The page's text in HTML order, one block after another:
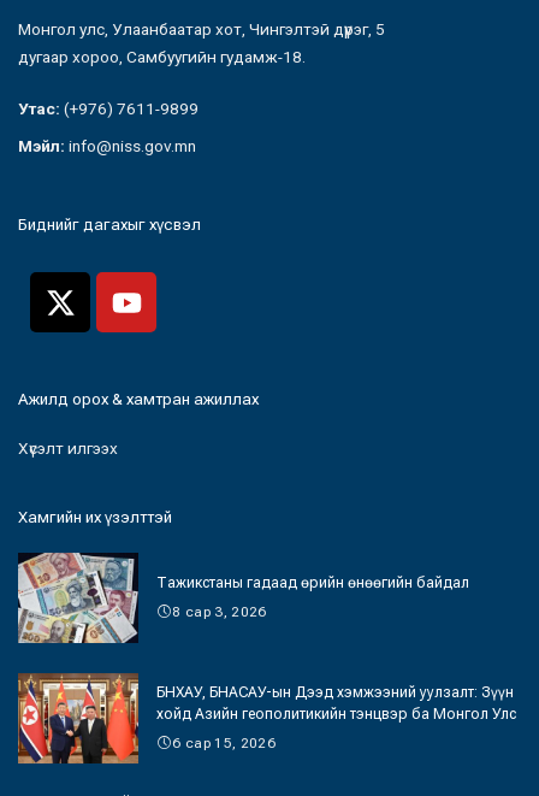
Монгол улс, Улаанбаатар хот, Чингэлтэй дүүрэг, 5
дугаар хороо, Самбуугийн гудамж-18.
Утас: (+976) 7611-9899
Мэйл: info@niss.gov.mn
Биднийг дагахыг хүсвэл
Ажилд орох & хамтран ажиллах
Хүсэлт илгээх
Хамгийн их үзэлттэй
Тажикстаны гадаад өрийн өнөөгийн байдал
8 сар 3, 2026
БНХАУ, БНАСАУ-ын Дээд хэмжээний уулзалт: Зүүн
хойд Азийн геополитикийн тэнцвэр ба Монгол Улс
6 сар 15, 2026